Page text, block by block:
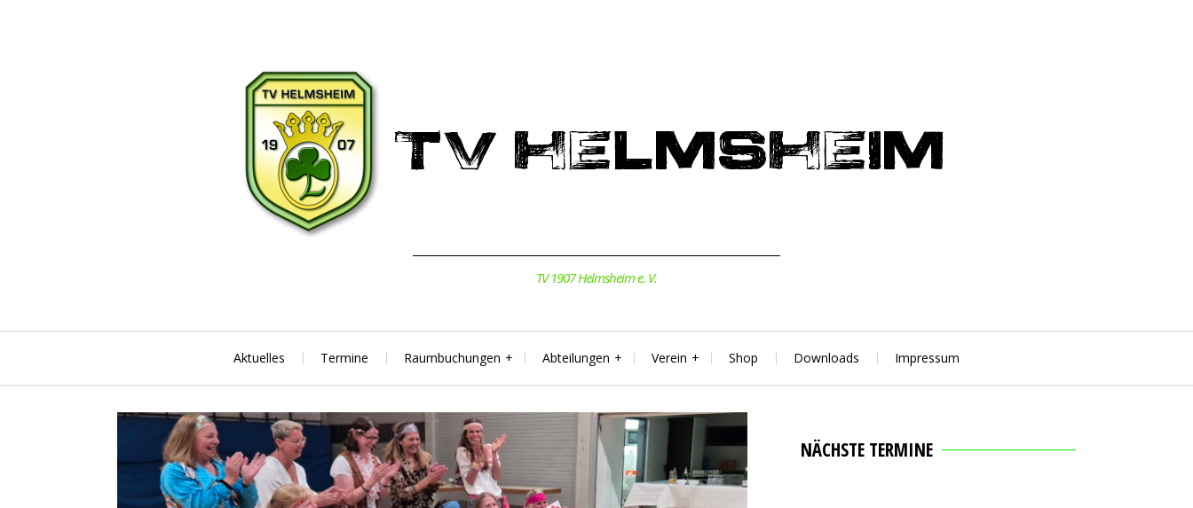
TV 1907 Helmsheim e. V.
Aktuelles Termine Raumbuchungen Abteilungen Verein Shop Downloads Impressum
NÄCHSTE TERMINE